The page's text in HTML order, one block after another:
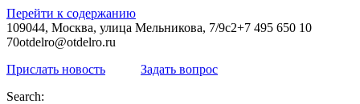
Перейти к содержанию
109044, Москва, улица Мельникова, 7/9с2+7 495 650 10
70otdelro@otdelro.ru
Прислать новость
Задать вопрос
Search: